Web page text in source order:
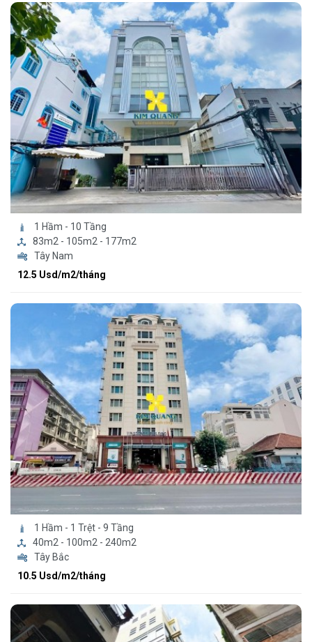
1 Hầm - 10 Tầng
83m2 - 105m2 - 177m2
Tây Nam
12.5 Usd/m2/tháng
1 Hầm - 1 Trệt - 9 Tầng
40m2 - 100m2 - 240m2
Tây Bắc
10.5 Usd/m2/tháng